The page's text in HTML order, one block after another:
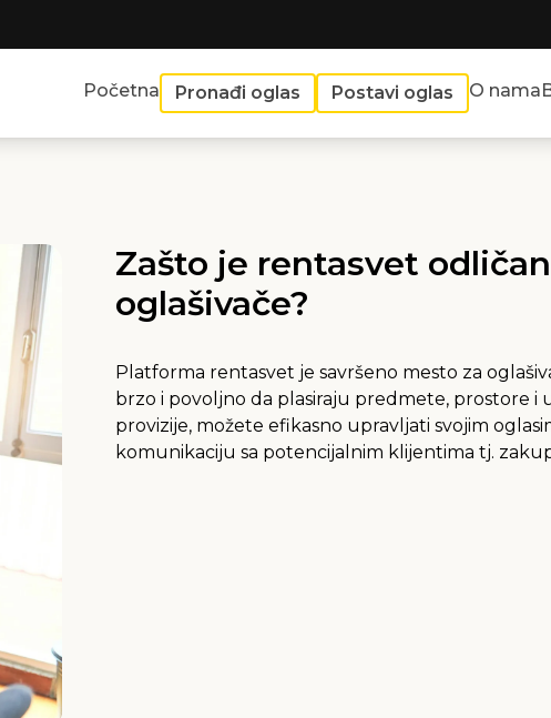
Početna Pronađi oglas Postavi oglas O nama
Zašto je rentasvet
oglašivače?
Platforma rentasvet je savršeno mesto za
brzo i povoljno da plasiraju predmete, prostore i
provizije, možete efikasno upravljati svojim
komunikaciju sa potencijalnim klijentima tj.